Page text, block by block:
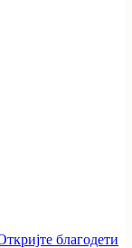
благодети